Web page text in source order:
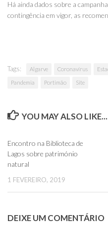
Há ainda dados sobre a
contingência em vigor, as
Tags: Algarve Coronavírus
Pandemia Portimão Site
YOU MAY ALSO LIKE...
Encontro na Biblioteca de
Lagos sobre património
natural
1 FEVEREIRO, 2019
DEIXE UM COMENTÁRIO